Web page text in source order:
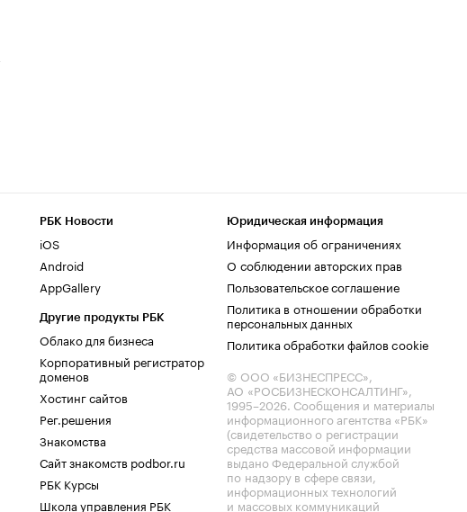
РБК Новости
iOS
Android
AppGallery
Другие продукты РБК
Облако для бизнеса
Корпоративный регистратор
доменов
Хостинг сайтов
Рег.решения
Знакомства
Сайт знакомств podbor.ru
РБК Курсы
Школа управления РБК
Юридическая информация
Информация об ограничениях
О соблюдении авторских прав
Пользовательское соглашение
Политика в отношении обработки
персональных данных
Политика обработки файлов cookie
© ООО «БИЗНЕСПРЕСС»,
АО «РОСБИЗНЕСКОНСАЛТИНГ»,
1995–2026. Сообщения и материалы
информационного агентства «РБК»
(свидетельство о регистрации
средства массовой информации
выдано Федеральной службой
по надзору в сфере связи,
информационных технологий
и массовых коммуникаций